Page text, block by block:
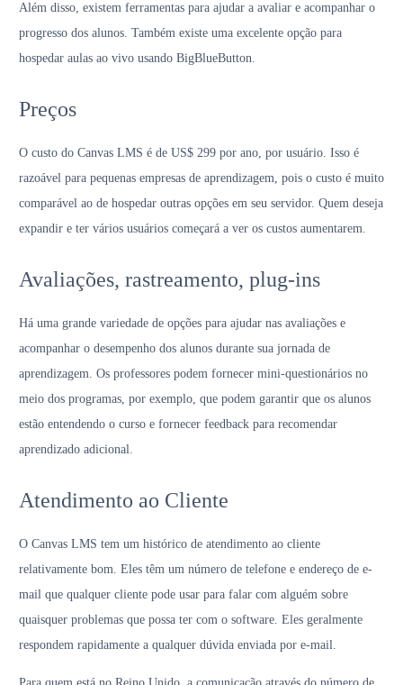
Além disso, existem ferramentas para ajudar a avaliar e acompanhar o
progresso dos alunos. Também existe uma excelente opção para
hospedar aulas ao vivo usando BigBlueButton.
Preços
O custo do Canvas LMS é de US$ 299 por ano, por usuário. Isso é
razoável para pequenas empresas de aprendizagem, pois o custo é muito
comparável ao de hospedar outras opções em seu servidor. Quem deseja
expandir e ter vários usuários começará a ver os custos aumentarem.
Avaliações, rastreamento, plug-ins
Há uma grande variedade de opções para ajudar nas avaliações e
acompanhar o desempenho dos alunos durante sua jornada de
aprendizagem. Os professores podem fornecer mini-questionários no
meio dos programas, por exemplo, que podem garantir que os alunos
estão entendendo o curso e fornecer feedback para recomendar
aprendizado adicional.
Atendimento ao Cliente
O Canvas LMS tem um histórico de atendimento ao cliente
relativamente bom. Eles têm um número de telefone e endereço de e-
mail que qualquer cliente pode usar para falar com alguém sobre
quaisquer problemas que possa ter com o software. Eles geralmente
respondem rapidamente a qualquer dúvida enviada por e-mail.